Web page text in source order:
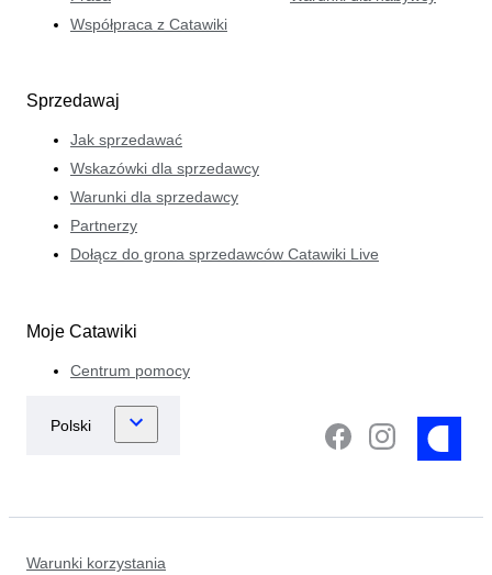
Współpraca z Catawiki
Sprzedawaj
Jak sprzedawać
Wskazówki dla sprzedawcy
Warunki dla sprzedawcy
Partnerzy
Dołącz do grona sprzedawców Catawiki Live
Moje Catawiki
Centrum pomocy
Warunki korzystania